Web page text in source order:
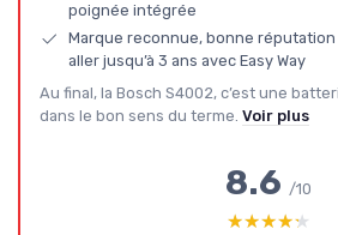
poignée intégrée
Marque reconnue, bonne
aller jusqu’à 3 ans avec Easy Way
Au final, la Bosch S4002, c’est une
dans le bon sens du terme. Voir plus
8.6 /10
★★★★★
★★★★★